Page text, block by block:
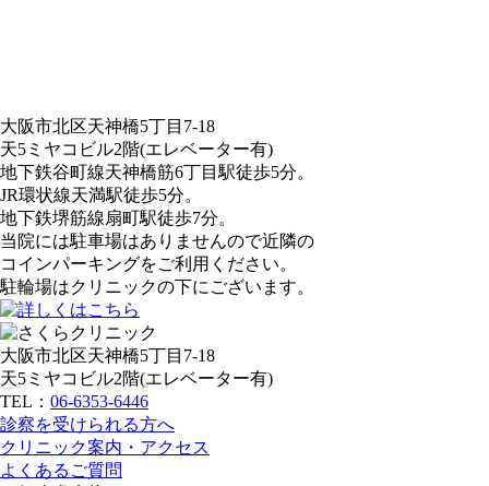
大阪市北区天神橋5丁目7-18
天5ミヤコビル2階(エレベーター有)
地下鉄谷町線天神橋筋6丁目駅徒歩5分。
JR環状線天満駅徒歩5分。
地下鉄堺筋線扇町駅徒歩7分。
当院には駐車場はありませんので近隣の
コインパーキングをご利用ください。
駐輪場はクリニックの下にございます。
大阪市北区天神橋5丁目7-18
天5ミヤコビル2階(エレベーター有)
TEL： 06-6353-6446
診察を受けられる方へ
クリニック案内・アクセス
よくあるご質問